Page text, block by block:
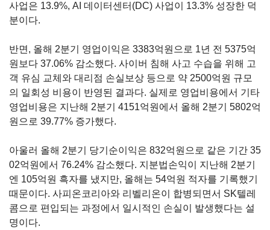
사업은 13.9%, AI 데이터센터 (DC) 사업이 13.3% 성장한 덕
분이다.
반면 , 올해 2분기 영업이익은 3383억원으로 1년 전 5375억
원보다 37.06% 감소했다. 사이버 침해 사고 수습을 위해 고
객 유심 교체와 대리점 손실보상 등으로 약 2500억원 규모
의 일회성 비용이 반영된 결과다. 실제로 영업비용에서 기타
영업비용은 지난해 2분기 4151억원에서 올해 2분기 5802억
원으로 39.77% 증가했다.
아울러 올해 2분기 당기순이익은 832억원으로 같은 기간 35
02억원에서 76.24% 감소했다. 지분법손익이 지난해 2분기
엔 105억원 흑자를 냈지만, 올해는 54억원 적자를 기록했기
때문이다. 사피온코리아와 리벨리온이 합병되면서 SK텔레
콤으로 편입되는 과정에서 일시적인 손실이 발생했다는 설
명이다.